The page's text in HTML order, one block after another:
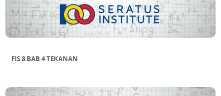
FIS 8 BAB 4 TEKANAN